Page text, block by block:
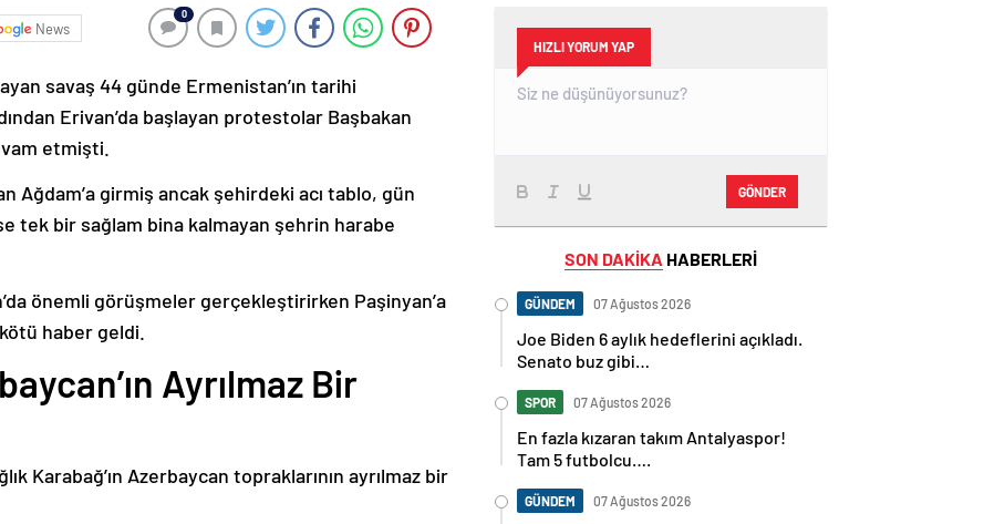
News
0
savaş 44 günde Ermenistan’ın tarihi
Erivan’da başlayan protestolar Başbakan
etmişti.
Ağdam’a girmiş ancak şehirdeki acı tablo, gün
tek bir sağlam bina kalmayan şehrin harabe
önemli görüşmeler gerçekleştirirken Paşinyan’a
kötü haber geldi.
Ayrılmaz Bir
Karabağ’ın Azerbaycan topraklarının ayrılmaz bir
HIZLI YORUM YAP
GÖNDER
SON DAKİKA HABERLERİ
GÜNDEM 07 Ağustos 2026
Joe Biden 6 aylık hedeflerini açıkladı.
Senato buz gibi…
SPOR 07 Ağustos 2026
En fazla kızaran takım Antalyaspor!
Tam 5 futbolcu….
GÜNDEM 07 Ağustos 2026